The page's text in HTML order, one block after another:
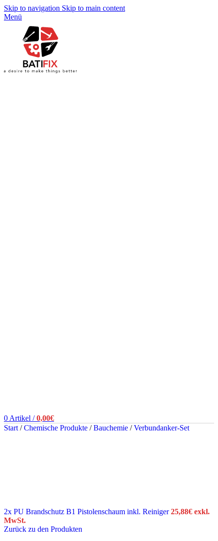
Skip to navigation Skip to main content
Menü
0 Artikel / 0,00€
Start / Chemische Produkte / Bauchemie / Verbundanker-Set
2x PU Brandschutz B1 Pistolenschaum inkl. Reiniger25,88€ exkl.
MwSt.
Zurück zu den Produkten